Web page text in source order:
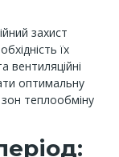
захист
їх
вентиляційні
оптимальну
теплообміну